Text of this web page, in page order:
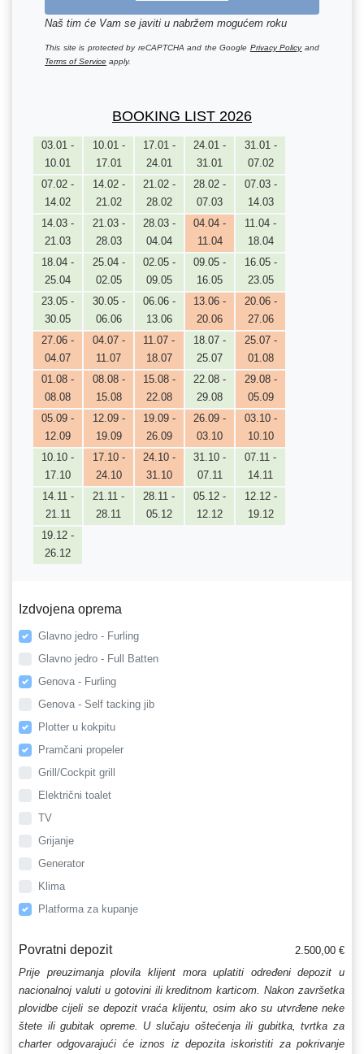
Naš tim će Vam se javiti u nabržem mogućem roku
This site is protected by reCAPTCHA and the Google Privacy Policyand
Terms of Service apply.
BOOKING LIST 2026
03.01 -
10.01
10.01 -
17.01
17.01 -
24.01
24.01 -
31.01
31.01 -
07.02
07.02 -
14.02
14.02 -
21.02
21.02 -
28.02
28.02 -
07.03
07.03 -
14.03
14.03 -
21.03
21.03 -
28.03
28.03 -
04.04
04.04 -
11.04
11.04 -
18.04
18.04 -
25.04
25.04 -
02.05
02.05 -
09.05
09.05 -
16.05
16.05 -
23.05
23.05 -
30.05
30.05 -
06.06
06.06 -
13.06
13.06 -
20.06
20.06 -
27.06
27.06 -
04.07
04.07 -
11.07
11.07 -
18.07
18.07 -
25.07
25.07 -
01.08
01.08 -
08.08
08.08 -
15.08
15.08 -
22.08
22.08 -
29.08
29.08 -
05.09
05.09 -
12.09
12.09 -
19.09
19.09 -
26.09
26.09 -
03.10
03.10 -
10.10
10.10 -
17.10
17.10 -
24.10
24.10 -
31.10
31.10 -
07.11
07.11 -
14.11
14.11 -
21.11
21.11 -
28.11
28.11 -
05.12
05.12 -
12.12
12.12 -
19.12
19.12 -
26.12
Izdvojena oprema
Glavno jedro - Furling
Glavno jedro - Full Batten
Genova - Furling
Genova - Self tacking jib
Plotter u kokpitu
Pramčani propeler
Grill/Cockpit grill
Električni toalet
TV
Grijanje
Generator
Klima
Platforma za kupanje
Povratni depozit
2.500,00 €
Prije preuzimanja plovila klijent mora uplatiti određeni depozit u
nacionalnoj valuti u gotovini ili kreditnom karticom. Nakon završetka
plovidbe cijeli se depozit vraća klijentu, osim ako su utvrđene neke
štete ili gubitak opreme. U slučaju oštećenja ili gubitka, tvrtka za
charter odgovarajući će iznos iz depozita iskoristiti za pokrivanje